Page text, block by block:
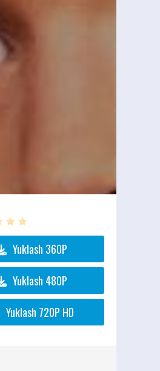
Yuklash 360P
Yuklash 480P
Yuklash 720P HD